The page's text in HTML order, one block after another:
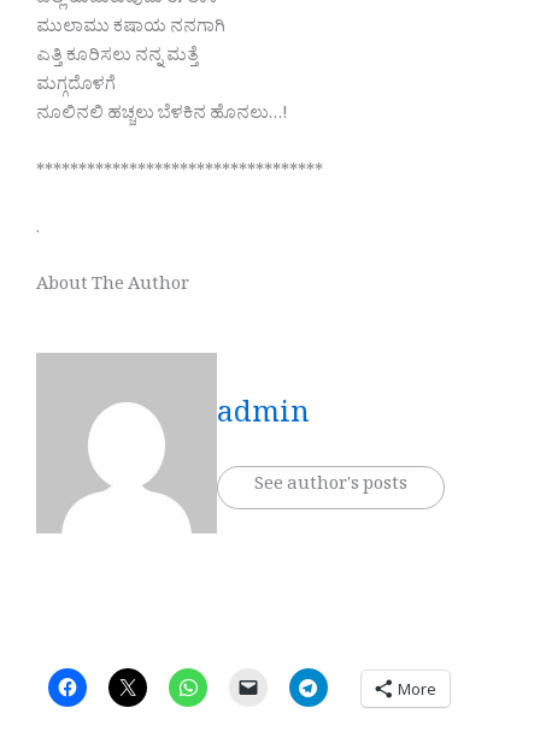
ಮುಲಾಮು ಕಷಾಯ ನನಗಾಗಿ
ಎತ್ತಿ ಕೂರಿಸಲು ನನ್ನ ಮತ್ತೆ
ಮಗ್ಗದೊಳಗೆ
ನೂಲಿನಲಿ ಹಚ್ಚಲು ಬೆಳಕಿನ ಹೊನಲು…!
**********************************
.
About The Author
admin
See author's posts
More